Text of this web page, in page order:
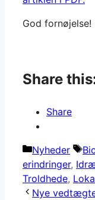
God fornøjelse!
Share
Share
Kategorier
Nyheder
erindringer,
Troldhede,
Nye